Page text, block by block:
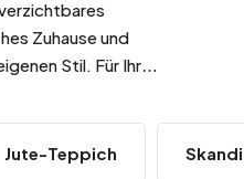
Zuhause und
Stil. Für Ihr
Jute-Teppich